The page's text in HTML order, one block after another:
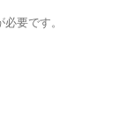
要です。